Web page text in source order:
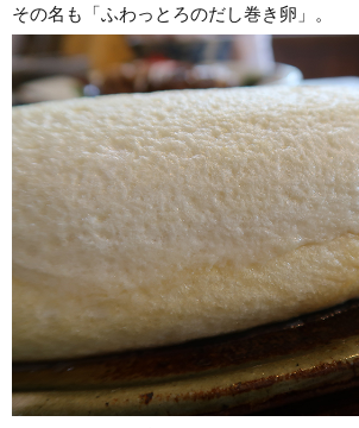
その名も「ふわっとろのだし巻き卵」。